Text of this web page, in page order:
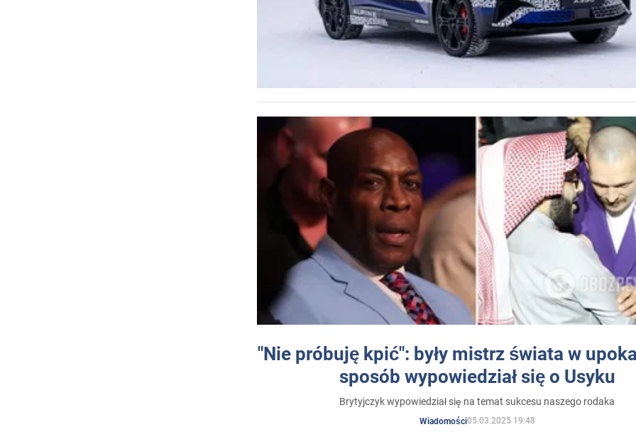
"Nie próbuję kpić": były mistrz świata w
sposób wypowiedział się o Usyku
Brytyjczyk wypowiedział się na temat sukcesu naszego rodaka
Wiadomości05.03.2025 19:48